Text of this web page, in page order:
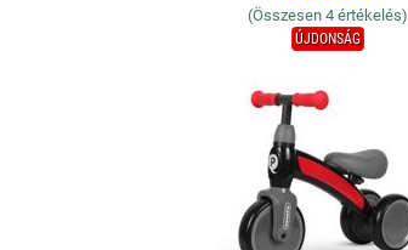
(Összesen 4 értékelés)
ÚJDONSÁG